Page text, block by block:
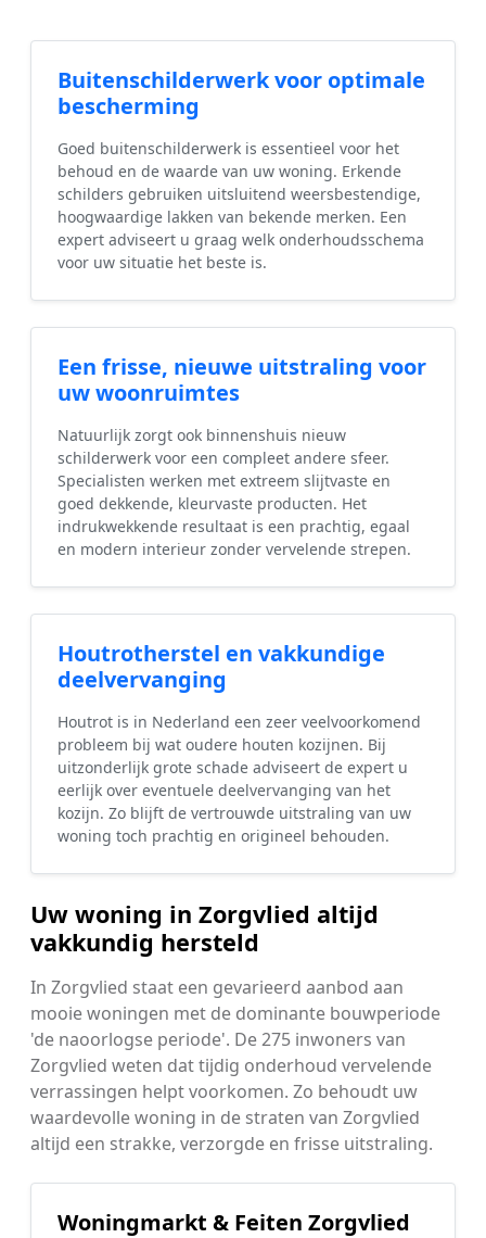
Buitenschilderwerk voor optimale
bescherming
Goed buitenschilderwerk is essentieel voor het
behoud en de waarde van uw woning. Erkende
schilders gebruiken uitsluitend weersbestendige,
hoogwaardige lakken van bekende merken. Een
expert adviseert u graag welk onderhoudsschema
voor uw situatie het beste is.
Een frisse, nieuwe uitstraling voor
uw woonruimtes
Natuurlijk zorgt ook binnenshuis nieuw
schilderwerk voor een compleet andere sfeer.
Specialisten werken met extreem slijtvaste en
goed dekkende, kleurvaste producten. Het
indrukwekkende resultaat is een prachtig, egaal
en modern interieur zonder vervelende strepen.
Houtrotherstel en vakkundige
deelvervanging
Houtrot is in Nederland een zeer veelvoorkomend
probleem bij wat oudere houten kozijnen. Bij
uitzonderlijk grote schade adviseert de expert u
eerlijk over eventuele deelvervanging van het
kozijn. Zo blijft de vertrouwde uitstraling van uw
woning toch prachtig en origineel behouden.
Uw woning in Zorgvlied altijd
vakkundig hersteld
In Zorgvlied staat een gevarieerd aanbod aan
mooie woningen met de dominante bouwperiode
'de naoorlogse periode'. De 275 inwoners van
Zorgvlied weten dat tijdig onderhoud vervelende
verrassingen helpt voorkomen. Zo behoudt uw
waardevolle woning in de straten van Zorgvlied
altijd een strakke, verzorgde en frisse uitstraling.
Woningmarkt & Feiten Zorgvlied